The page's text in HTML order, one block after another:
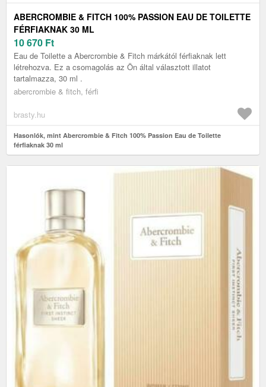
ABERCROMBIE & FITCH 100% PASSION EAU DE TOILETTE
FÉRFIAKNAK 30 ML
10 670 Ft
Eau de Toilette a Abercrombie & Fitch márkától férfiaknak lett
létrehozva. Ez a csomagolás az Ön által választott illatot
tartalmazza, 30 ml .
abercrombie & fitch, férfi
brasty.hu
Hasonlók, mint Abercrombie & Fitch 100% Passion Eau de Toilette
férfiaknak 30 ml